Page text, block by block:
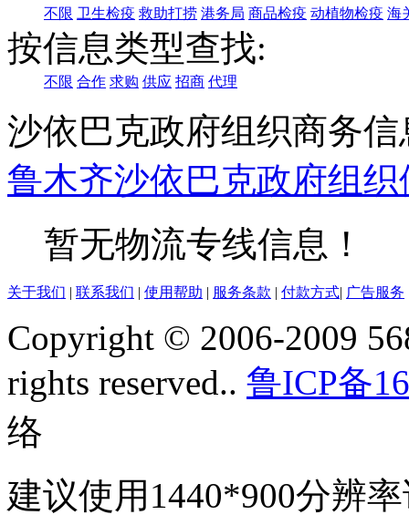
不限 卫生检疫 救助打捞 港务局 商品检疫 动植物检疫 海
按信息类型查找:
不限 合作 求购 供应 招商 代理
沙依巴克政府组织商务信
鲁木齐沙依巴克政府组织
暂无物流专线信息！
关于我们 | 联系我们 | 使用帮助 | 服务条款 | 付款方式| 广告服务
Copyright © 2006-2009
rights reserved.. 鲁ICP备
络
建议使用1440*900分辨